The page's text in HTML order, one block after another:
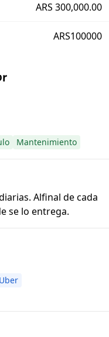
ARS 300,000.00
ARS100000
Mantenimiento
Alfinal de cada
se lo entrega.